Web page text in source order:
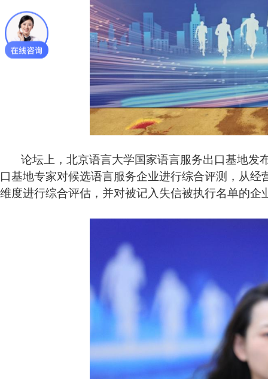
论坛上，北京语言大学国家语言服务出口基地发
口基地专家对候选语言服务企业进行综合评测，从
维度进行综合评估，并对被记入失信被执行名单的